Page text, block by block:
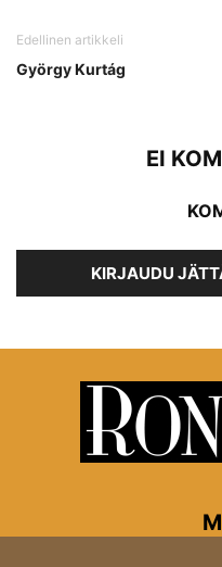
Edellinen artikkeli
György Kurtág
EI
KIRJAUDU